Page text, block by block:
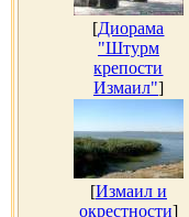
[Диорама
"Штурм
крепости
Измаил"]
[Измаил и
окрестности]